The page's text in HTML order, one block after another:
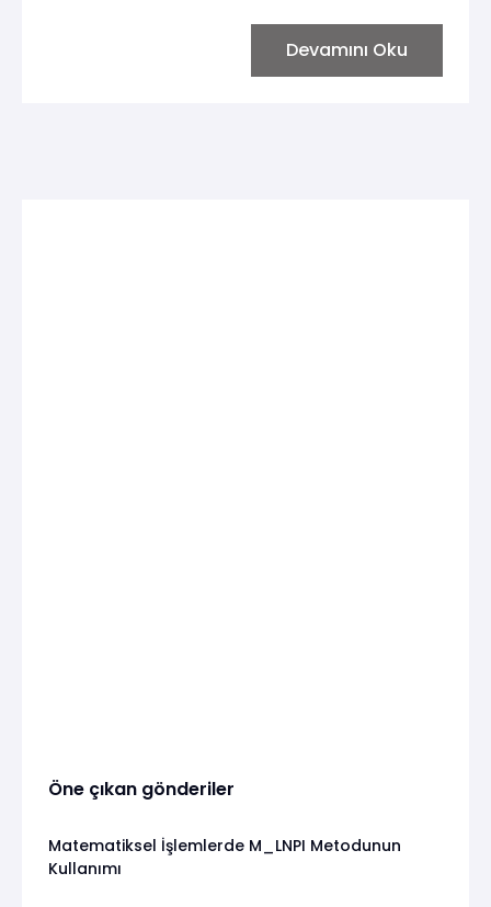
genellikle veriyi bir dosyaya yazmak veya
veriyi bir yerden diğerine iletmek gibi
Devamını Oku
Öne çıkan gönderiler
Matematiksel İşlemlerde M_LNPI Metodunun
Kullanımı